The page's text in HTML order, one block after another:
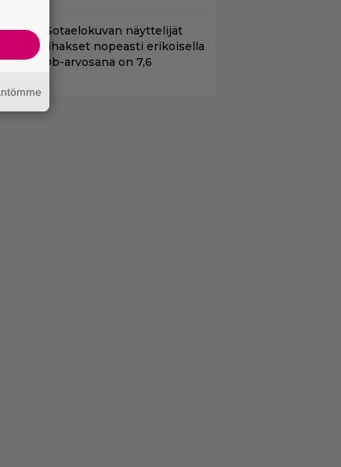
tv:ssä: Sotaelokuvan näyttelijät
lihakset nopeasti erikoisella
– IMDb-arvosana on 7,6